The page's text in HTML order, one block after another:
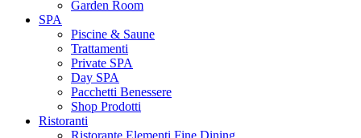
Garden Room
SPA
Piscine & Saune
Trattamenti
Private SPA
Day SPA
Pacchetti Benessere
Shop Prodotti
Ristoranti